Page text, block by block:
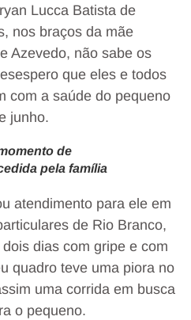
Lucca Batista de
nos braços da mãe
Azevedo, não sabe os
que eles e todos
com a saúde do pequeno
junho.
de
pela família
atendimento para ele em
de Rio Branco,
dias com gripe e com
quadro teve uma piora no
uma corrida em busca
o pequeno.